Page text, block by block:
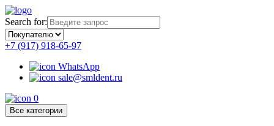
Search for:
+7 (917) 918-65-97
WhatsApp
sale@smldent.ru
0
Все категории